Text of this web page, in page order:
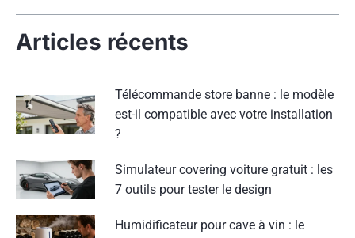
Articles récents
Télécommande store banne : le modèle
est-il compatible avec votre installation
?
Simulateur covering voiture gratuit : les
7 outils pour tester le design
Humidificateur pour cave à vin : le